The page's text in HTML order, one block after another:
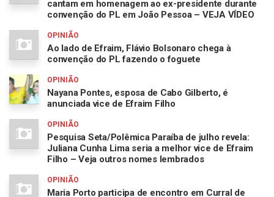
cantam em homenagem ao ex-presidente durante
convenção do PL em João Pessoa – VEJA VÍDEO
OPINIÃO
Ao lado de Efraim, Flávio Bolsonaro chega à
convenção do PL fazendo o foguete
OPINIÃO
Nayana Pontes, esposa de Cabo Gilberto, é
anunciada vice de Efraim Filho
OPINIÃO
Pesquisa Seta/Polêmica Paraíba de julho revela:
Juliana Cunha Lima seria a melhor vice de Efraim
Filho – Veja outros nomes lembrados
OPINIÃO
Maria Porto participa de encontro em Curral de